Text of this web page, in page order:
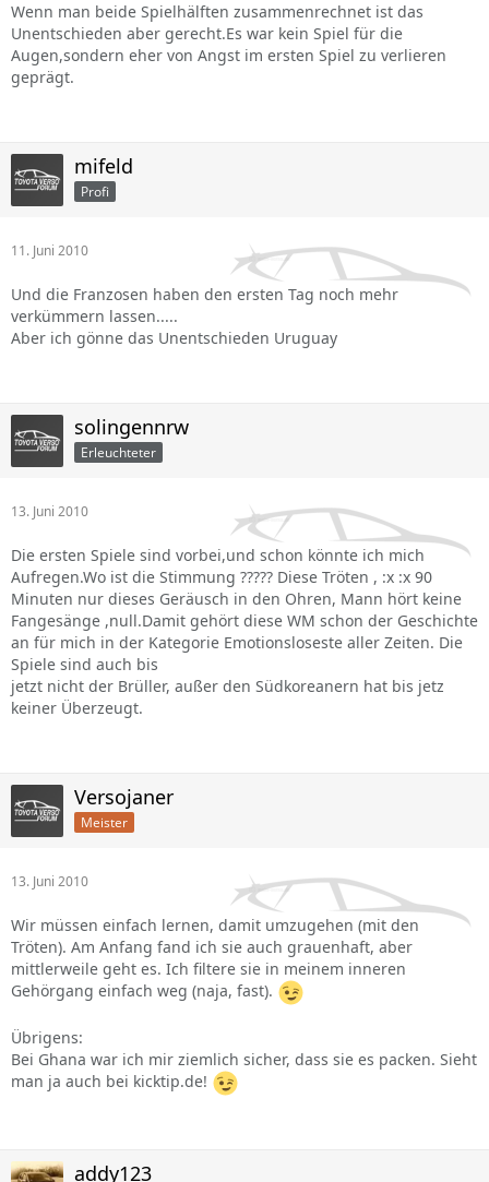
Wenn man beide Spielhälften zusammenrechnet ist das
Unentschieden aber gerecht.Es war kein Spiel für die
Augen,sondern eher von Angst im ersten Spiel zu verlieren
geprägt.
mifeld
Profi
11. Juni 2010
Und die Franzosen haben den ersten Tag noch mehr
verkümmern lassen.....
Aber ich gönne das Unentschieden Uruguay
solingennrw
Erleuchteter
13. Juni 2010
Die ersten Spiele sind vorbei,und schon könnte ich mich
Aufregen.Wo ist die Stimmung ????? Diese Tröten , :x :x 90
Minuten nur dieses Geräusch in den Ohren, Mann hört keine
Fangesänge ,null.Damit gehört diese WM schon der Geschichte
an für mich in der Kategorie Emotionsloseste aller Zeiten. Die
Spiele sind auch bis
jetzt nicht der Brüller, außer den Südkoreanern hat bis jetz
keiner Überzeugt.
Versojaner
Meister
13. Juni 2010
Wir müssen einfach lernen, damit umzugehen (mit den
Tröten). Am Anfang fand ich sie auch grauenhaft, aber
mittlerweile geht es. Ich filtere sie in meinem inneren
Gehörgang einfach weg (naja, fast).
Übrigens:
Bei Ghana war ich mir ziemlich sicher, dass sie es packen. Sieht
man ja auch bei kicktip.de!
addy123